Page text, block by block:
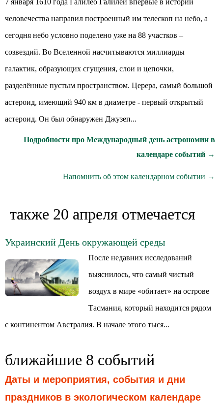
7 января 1610 года Галилео Галилей впервые в истории
человечества направил построенный им телескоп на небо, а
сегодня небо условно поделено уже на 88 участков –
созвездий. Во Вселенной насчитываются миллиарды
галактик, образующих сгущения, слои и цепочки,
разделённые пустым пространством. Церера, самый большой
астероид, имеющий 940 км в диаметре - первый открытый
астероид. Он был обнаружен Джузеп...
Подробности про Международный день астрономии в
календаре событий →
Напомнить об этом календарном событии →
также 20 апреля отмечается
Украинский День окружающей среды
После недавних исследований
выяснилось, что самый чистый
воздух в мире «обитает» на острове
Тасмания, который находится рядом
с континентом Австралия. В начале этого тыся...
ближайшие 8 событий
Даты и мероприятия, события и дни
праздников в экологическом календаре